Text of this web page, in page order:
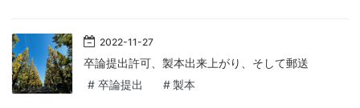
2022-11-27
卒論提出許可、製本出来上がり、そして郵送
# 卒論提出 # 製本